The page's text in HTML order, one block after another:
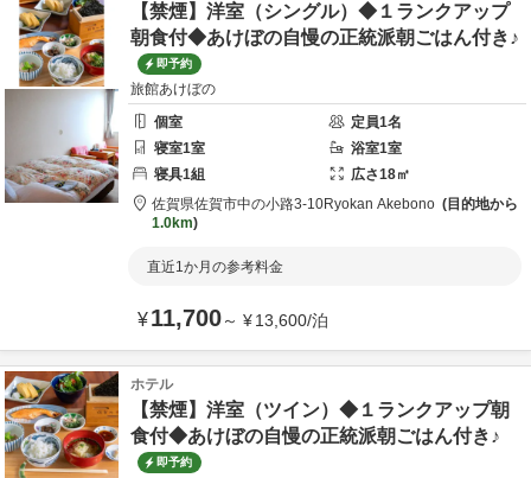
【禁煙】洋室（シングル）◆１ランクアップ
朝食付◆あけぼの自慢の正統派朝ごはん付き♪
即予約
旅館あけぼの
個室
定員1名
寝室1室 浴室1室
寝具1組 広さ18㎡
佐賀県佐賀市中の小路3-10Ryokan Akebono
目的地から
1.0km
直近1か月の参考料金
¥11,700～ ¥13,600/泊
ホテル
【禁煙】洋室（ツイン）◆１ランクアップ朝
食付◆あけぼの自慢の正統派朝ごはん付き♪
即予約